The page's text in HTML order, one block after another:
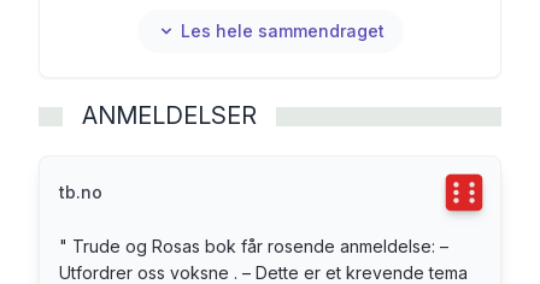
barnepanel bestående av barn og unge av skilte
Les hele sammendraget
ANMELDELSER
tb.no
" Trude og Rosas bok får rosende anmeldelse: –
Utfordrer oss voksne . – Dette er et krevende tema